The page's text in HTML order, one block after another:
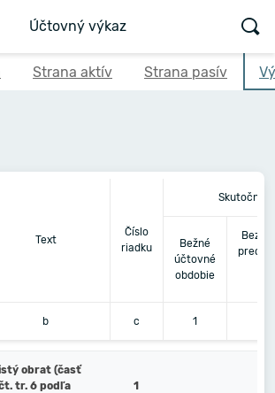
Účtovný výkaz
Strana aktív Strana pasív
Text
Číslo
riadku
Skutočnosť
Bežné
účtovné
obdobie
b c 1
obrat (časť
tr. 6 podľa
1